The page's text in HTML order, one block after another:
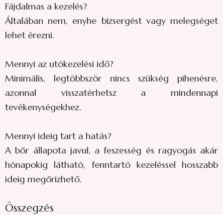
Fájdalmas a kezelés?
Általában nem, enyhe bizsergést vagy melegséget
lehet érezni.
Mennyi az utókezelési idő?
Minimális, legtöbbször nincs szükség pihenésre,
azonnal visszatérhetsz a mindennapi
tevékenységekhez.
Mennyi ideig tart a hatás?
A bőr állapota javul, a feszesség és ragyogás akár
hónapokig látható, fenntartó kezeléssel hosszabb
ideig megőrizhető.
Összegzés